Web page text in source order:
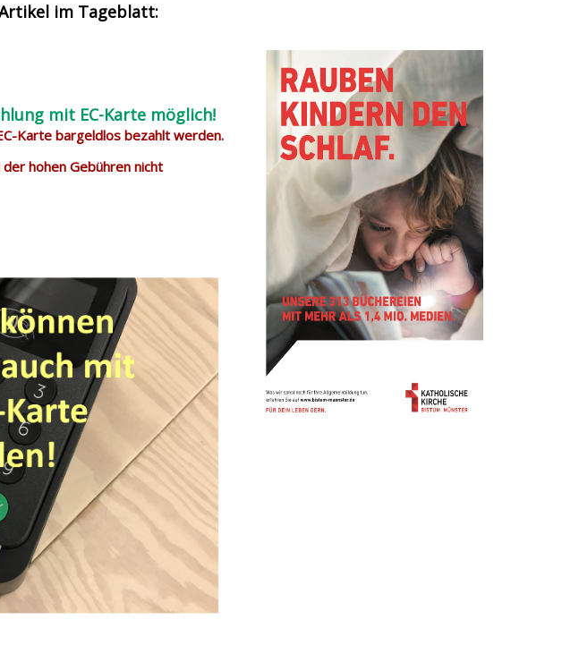
im Tageblatt:
mit EC-Karte möglich!
Karte bargeldlos bezahlt werden.
hohen Gebühren nicht